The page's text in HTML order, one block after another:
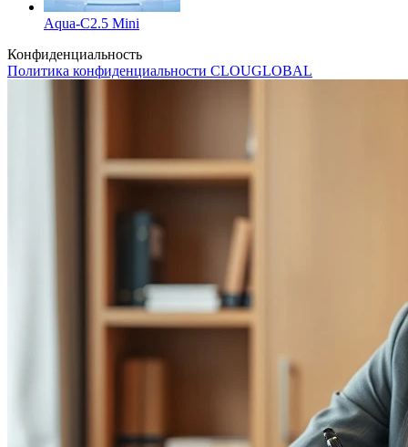
Aqua-C2.5 Mini
Конфиденциальность
Политика конфиденциальности CLOUGLOBAL